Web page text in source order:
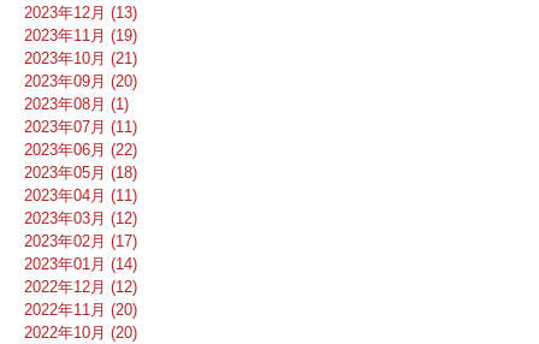
2023年12月 (13)
2023年11月 (19)
2023年10月 (21)
2023年09月 (20)
2023年08月 (1)
2023年07月 (11)
2023年06月 (22)
2023年05月 (18)
2023年04月 (11)
2023年03月 (12)
2023年02月 (17)
2023年01月 (14)
2022年12月 (12)
2022年11月 (20)
2022年10月 (20)